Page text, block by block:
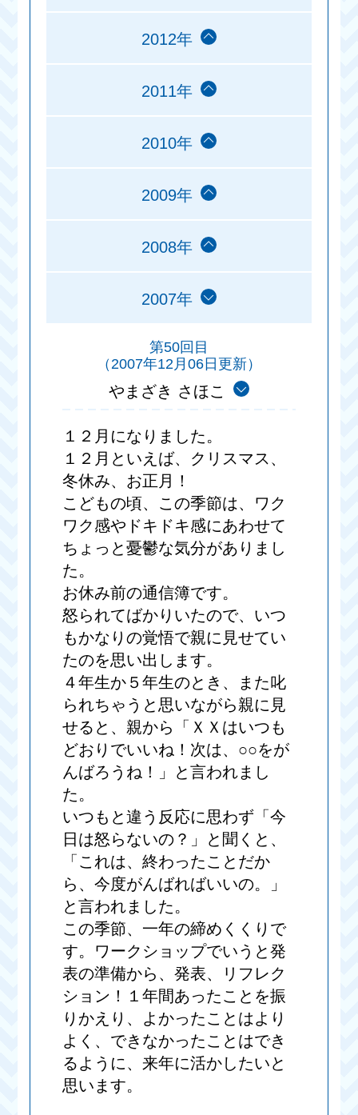
2012年
2011年
2010年
2009年
2008年
2007年
第50回目
（2007年12月06日更新）
やまざき さほこ
１２月になりました。
１２月といえば、クリスマス、
冬休み、お正月！
こどもの頃、この季節は、ワク
ワク感やドキドキ感にあわせて
ちょっと憂鬱な気分がありまし
た。
お休み前の通信簿です。
怒られてばかりいたので、いつ
もかなりの覚悟で親に見せてい
たのを思い出します。
４年生か５年生のとき、また叱
られちゃうと思いながら親に見
せると、親から「ＸＸはいつも
どおりでいいね！次は、○○をが
んばろうね！」と言われまし
た。
いつもと違う反応に思わず「今
日は怒らないの？」と聞くと、
「これは、終わったことだか
ら、今度がんばればいいの。」
と言われました。
この季節、一年の締めくくりで
す。ワークショップでいうと発
表の準備から、発表、リフレク
ション！１年間あったことを振
りかえり、よかったことはより
よく、できなかったことはでき
るように、来年に活かしたいと
思います。